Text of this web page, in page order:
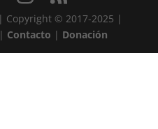
| Copyright © 2017-2025 |
| Contacto | Donación